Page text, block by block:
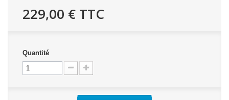
229,00 € TTC
Quantité